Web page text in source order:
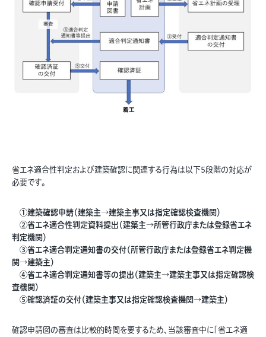
省エネ適合性判定および建築確認に関連する行為は以下5段階の対応が
必要です。
①建築確認申請（建築主→建築主事又は指定確認検査機関）
②省エネ適合性判定資料提出（建築主→所管行政庁または登録省エネ
判定機関）
③省エネ適合判定通知書の交付（所管行政庁または登録省エネ判定機
関→建築主）
④省エネ適合判定通知書等の提出（建築主→建築主事又は指定確認検
査機関）
⑤確認済証の交付（建築主事又は指定確認検査機関→建築主）
確認申請図の審査は比較的時間を要するため、当該審査中に「省エネ適